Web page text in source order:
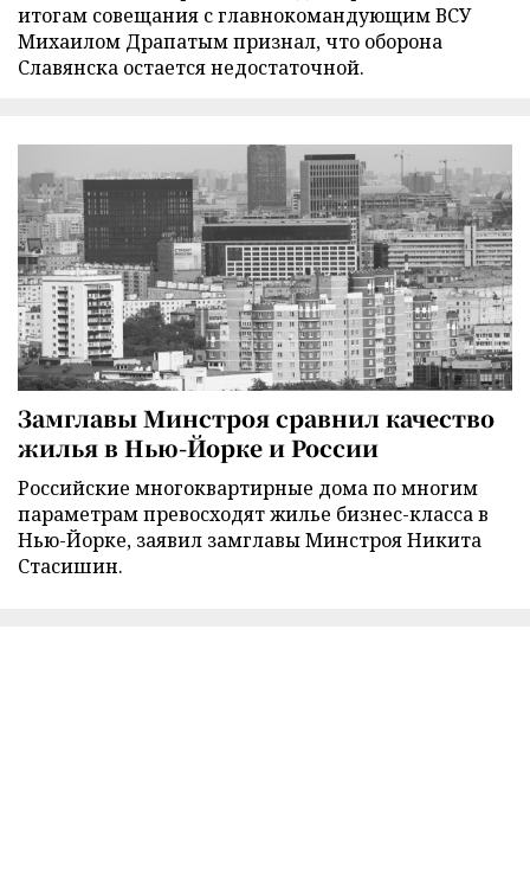
итогам совещания с главнокомандующим ВСУ
Михаилом Драпатым признал, что оборона
Славянска остается недостаточной.
Замглавы Минстроя сравнил качество
жилья в Нью-Йорке и России
Российские многоквартирные дома по многим
параметрам превосходят жилье бизнес-класса в
Нью-Йорке, заявил замглавы Минстроя Никита
Стасишин.